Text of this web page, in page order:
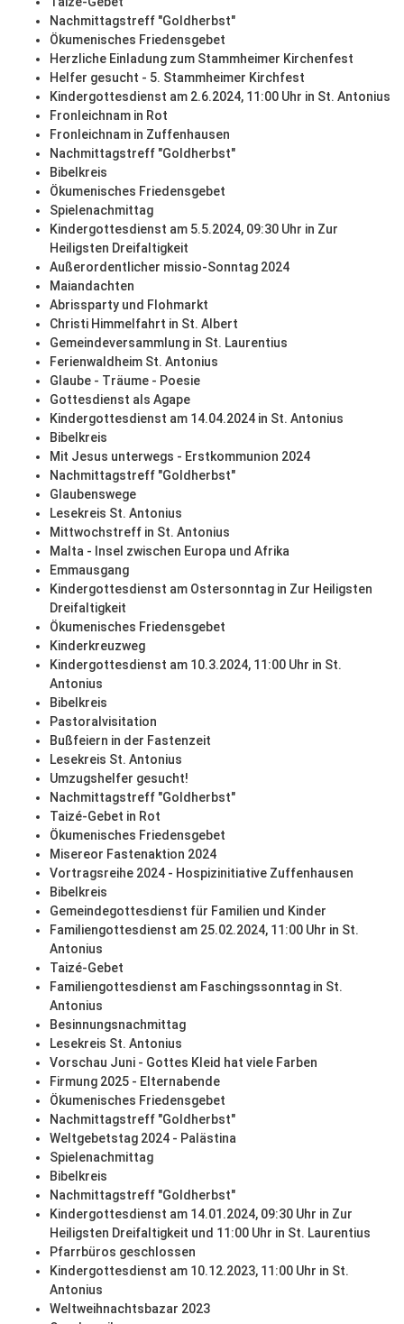
Nachmittagstreff "Goldherbst"
Ökumenisches Friedensgebet
Herzliche Einladung zum Stammheimer Kirchenfest
Helfer gesucht - 5. Stammheimer Kirchfest
Kindergottesdienst am 2.6.2024, 11:00 Uhr in St. Antonius
Fronleichnam in Rot
Fronleichnam in Zuffenhausen
Nachmittagstreff "Goldherbst"
Bibelkreis
Ökumenisches Friedensgebet
Spielenachmittag
Kindergottesdienst am 5.5.2024, 09:30 Uhr in Zur
Heiligsten Dreifaltigkeit
Außerordentlicher missio-Sonntag 2024
Maiandachten
Abrissparty und Flohmarkt
Christi Himmelfahrt in St. Albert
Gemeindeversammlung in St. Laurentius
Ferienwaldheim St. Antonius
Glaube - Träume - Poesie
Gottesdienst als Agape
Kindergottesdienst am 14.04.2024 in St. Antonius
Bibelkreis
Mit Jesus unterwegs - Erstkommunion 2024
Nachmittagstreff "Goldherbst"
Glaubenswege
Lesekreis St. Antonius
Mittwochstreff in St. Antonius
Malta - Insel zwischen Europa und Afrika
Emmausgang
Kindergottesdienst am Ostersonntag in Zur Heiligsten
Dreifaltigkeit
Ökumenisches Friedensgebet
Kinderkreuzweg
Kindergottesdienst am 10.3.2024, 11:00 Uhr in St.
Antonius
Bibelkreis
Pastoralvisitation
Bußfeiern in der Fastenzeit
Lesekreis St. Antonius
Umzugshelfer gesucht!
Nachmittagstreff "Goldherbst"
Taizé-Gebet in Rot
Ökumenisches Friedensgebet
Misereor Fastenaktion 2024
Vortragsreihe 2024 - Hospizinitiative Zuffenhausen
Bibelkreis
Gemeindegottesdienst für Familien und Kinder
Familiengottesdienst am 25.02.2024, 11:00 Uhr in St.
Antonius
Taizé-Gebet
Familiengottesdienst am Faschingssonntag in St.
Antonius
Besinnungsnachmittag
Lesekreis St. Antonius
Vorschau Juni - Gottes Kleid hat viele Farben
Firmung 2025 - Elternabende
Ökumenisches Friedensgebet
Nachmittagstreff "Goldherbst"
Weltgebetstag 2024 - Palästina
Spielenachmittag
Bibelkreis
Nachmittagstreff "Goldherbst"
Kindergottesdienst am 14.01.2024, 09:30 Uhr in Zur
Heiligsten Dreifaltigkeit und 11:00 Uhr in St. Laurentius
Pfarrbüros geschlossen
Kindergottesdienst am 10.12.2023, 11:00 Uhr in St.
Antonius
Weltweihnachtsbazar 2023